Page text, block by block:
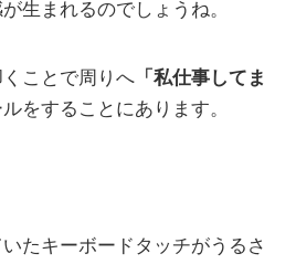
生まれるのでしょうね。
ことで周りへ 「私仕事してま
をすることにあります。
たキーボードタッチがうるさ